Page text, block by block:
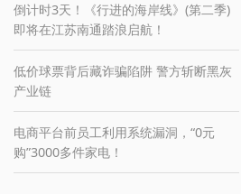
倒计时3天！《行进的海岸线》(第二季)
即将在江苏南通踏浪启航！
低价球票背后藏诈骗陷阱 警方斩断黑灰
产业链
电商平台前员工利用系统漏洞，“0元
购”3000多件家电！